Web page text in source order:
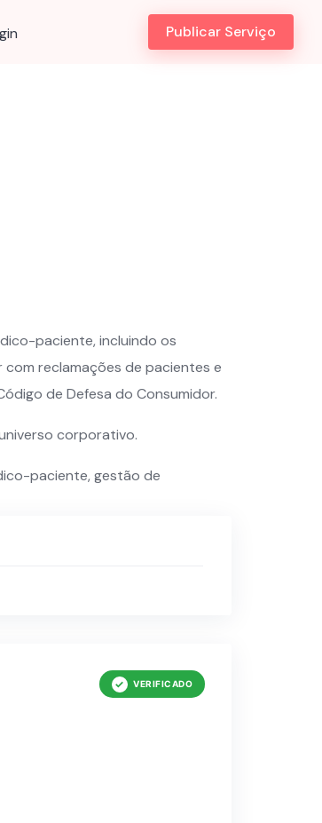
Publicar Serviço
paciente, incluindo os
reclamações de pacientes e
de Defesa do Consumidor.
corporativo.
paciente, gestão de